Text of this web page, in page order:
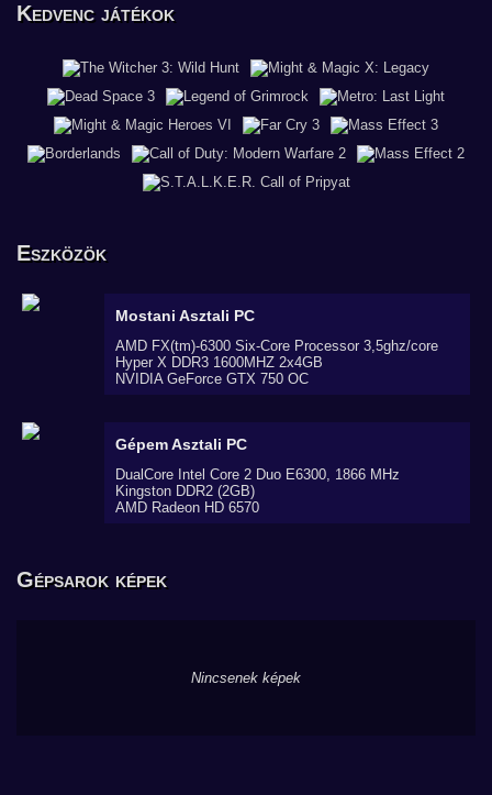
Kedvenc játékok
Eszközök
Mostani Asztali PC
AMD FX(tm)-6300 Six-Core Processor 3,5ghz/core
Hyper X DDR3 1600MHZ 2x4GB
NVIDIA GeForce GTX 750 OC
GépemAsztali PC
DualCore Intel Core 2 Duo E6300, 1866 MHz
Kingston DDR2 (2GB)
AMD Radeon HD 6570
Gépsarok képek
Nincsenek képek